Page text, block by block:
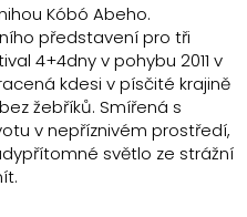
Kóbó Abeho.
představení pro tři
4+4dny v pohybu 2011 v
kdesi v písčité krajině
žebříků. Smířená s
v nepříznivém prostředí,
světlo ze strážní